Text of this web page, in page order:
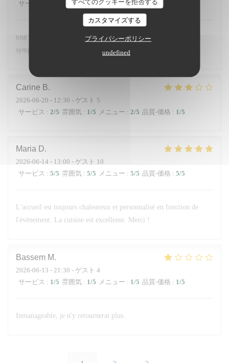
カスタマイズする
プライバシーポリシー
undefined
サービス
雰囲気: 5 /5 メニュー: 5/5 品質-価格
tout était parfait les plats étaient délicieux et le service parfait et
sympathique
Carine B
2026-06-20 - 12:30 - ゲスト 5
サービス : 2/5 雰囲気 : 1/5 メニュー : 2/5 品質-価格 : 1/5
Maria D
2026-06-14 - 13:00 - ゲスト 10
サービス : 5/5 雰囲気 : 5/5 メニュー : 5/5 品質-価格 : 5/5
L'accueil est toujours chaleureux et personnalisé en fonction de
l'évènement. La cuisine est excellente. Merci !
Bassem M
2026-06-13 - 21:30 - ゲスト 4
サービス : 1/5 雰囲気 : 1/5 メニュー : 1/5 品質-価格 : 1/5
Inmanageable, je n'y retournerai plus.